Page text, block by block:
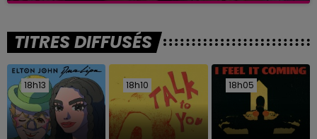
TITRES DIFFUSÉS
18h13
18h13 18h10
18h10 18h05
18h05